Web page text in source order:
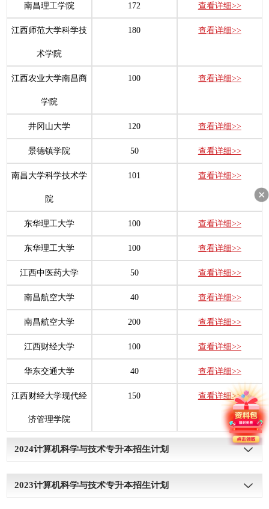
南昌理工学院 172 查看详细>>
江西师范大学科学技
术学院
180 查看详细>>
江西农业大学南昌商
学院
100 查看详细>>
井冈山大学 120 查看详细>>
景德镇学院 50 查看详细>>
南昌大学科学技术学
院
101 查看详细>>
东华理工大学 100 查看详细>>
东华理工大学 100 查看详细>>
江西中医药大学 50 查看详细>>
南昌航空大学 40 查看详细>>
南昌航空大学 200 查看详细>>
江西财经大学 100 查看详细>>
华东交通大学 40 查看详细>>
江西财经大学现代经
济管理学院
150 查看详细>>
2024计算机科学与技术专升本招生计划
学校名称 招生计划
2023计算机科学与技术专升本招生计划